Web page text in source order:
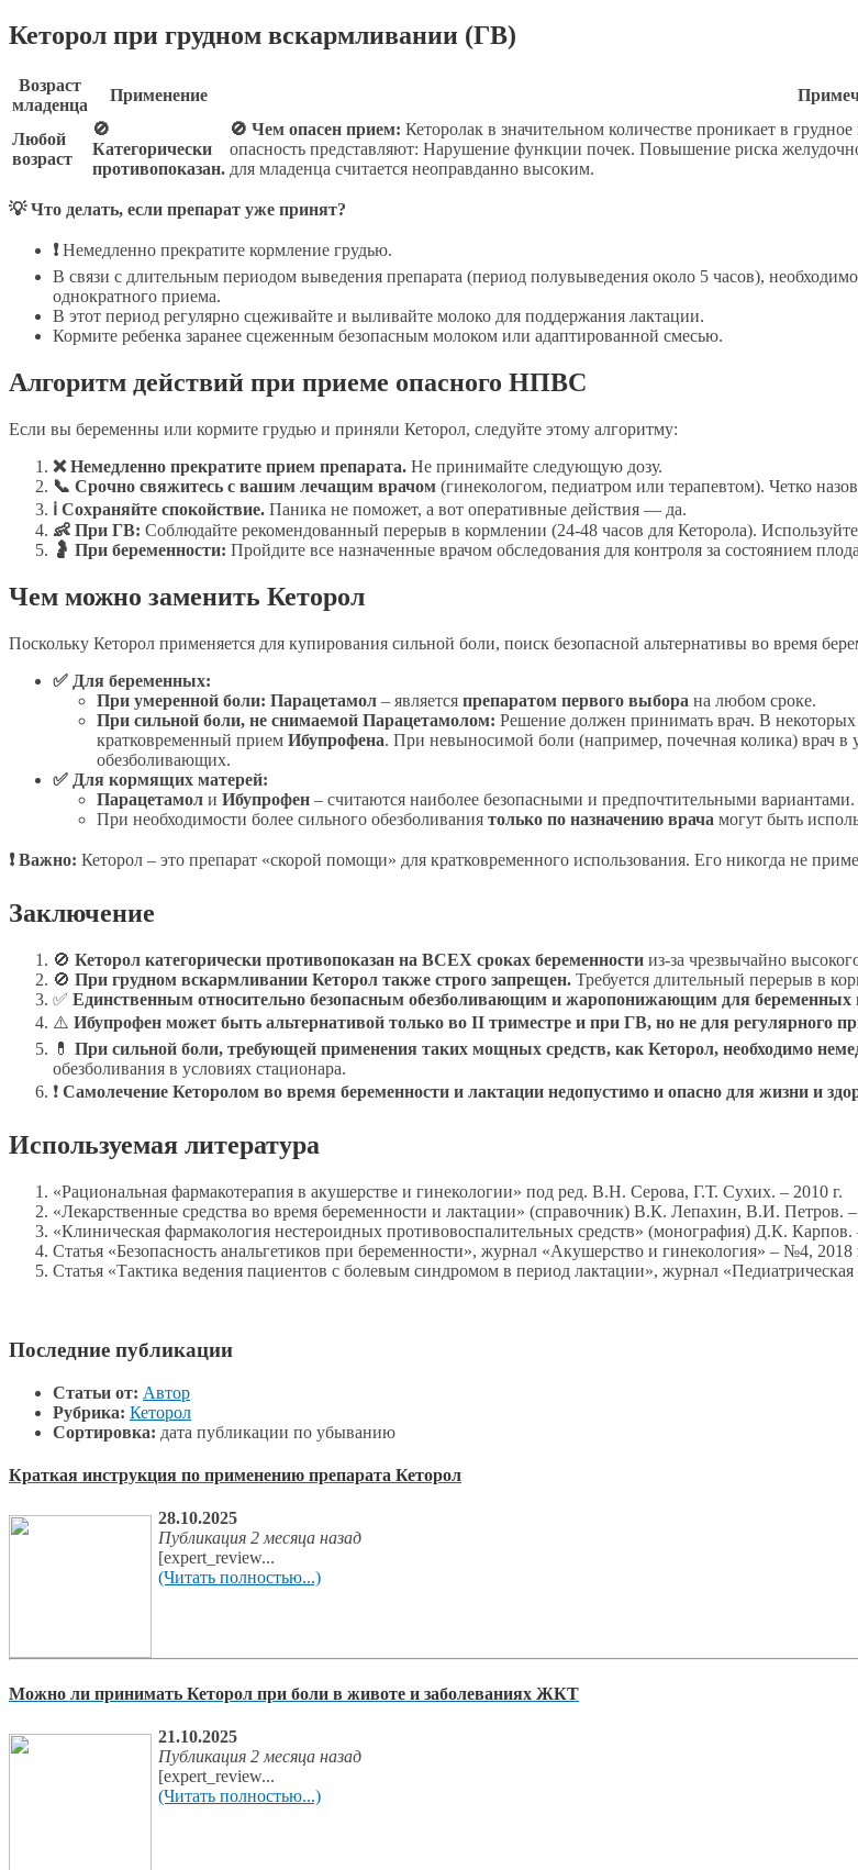
Кеторол при грудном вскармливании (ГВ)
Возраст
младенца
Применение
Любой
возраст
🚫
Категорически
противопоказан.
🚫 Чем опасен прием: Кеторолак в значительном количестве проникает в
опасность представляют: Нарушение функции почек. Повышение риска
для младенца считается неоправданно высоким.
💡 Что делать, если препарат уже принят?
❗Немедленно прекратите кормление грудью.
В связи с длительным периодом выведения препарата (период полувыведения около 5 часов), необходимо
однократного приема.
В этот период регулярно сцеживайте и выливайте молоко для поддержания лактации.
Кормите ребенка заранее сцеженным безопасным молоком или адаптированной смесью.
Алгоритм действий при приеме опасного НПВС
Если вы беременны или кормите грудью и приняли Кеторол, следуйте этому алгоритму:
❌ Немедленно прекратите прием препарата. Не принимайте следующую дозу.
📞 Срочно свяжитесь с вашим лечащим врачом (гинекологом, педиатром или терапевтом). Четко
ℹ Сохраняйте спокойствие. Паника не поможет, а вот оперативные действия — да.
👶 При ГВ: Соблюдайте рекомендованный перерыв в кормлении (24-48 часов для Кеторола).
🤰 При беременности: Пройдите все назначенные врачом обследования для контроля за состоянием
Чем можно заменить Кеторол
Поскольку Кеторол применяется для купирования сильной боли, поиск безопасной альтернативы во время
✅ Для беременных:
При умеренной боли: Парацетамол – является препаратом первого выбора на любом сроке.
При сильной боли, не снимаемой Парацетамолом: Решение должен принимать врач. В некоторых
кратковременный прием Ибупрофена. При невыносимой боли (например, почечная колика) врач в
обезболивающих.
✅ Для кормящих матерей:
Парацетамол и Ибупрофен – считаются наиболее безопасными и предпочтительными
При необходимости более сильного обезболивания только по назначению врача могут быть
❗ Важно: Кеторол – это препарат «скорой помощи» для кратковременного использования. Его никогда не
Заключение
🚫 Кеторол категорически противопоказан на ВСЕХ сроках беременности из-за чрезвычайно
🚫 При грудном вскармливании Кеторол также строго запрещен. Требуется длительный перерыв в
✅ Единственным относительно безопасным обезболивающим и жаропонижающим для
⚠️ Ибупрофен может быть альтернативой только во II триместре и при ГВ, но не для регулярного
💊 При сильной боли, требующей применения таких мощных средств, как Кеторол, необходимо
обезболивания в условиях стационара.
❗ Самолечение Кеторолом во время беременности и лактации недопустимо и опасно для жизни и
Используемая литература
«Рациональная фармакотерапия в акушерстве и гинекологии» под ред. В.Н. Серова, Г.Т. Сухих. – 2010 г.
«Лекарственные средства во время беременности и лактации» (справочник) В.К. Лепахин, В.И. Петров. –
«Клиническая фармакология нестероидных противовоспалительных средств» (монография) Д.К. Карпов.
Статья «Безопасность анальгетиков при беременности», журнал «Акушерство и гинекология» – №4, 2018
Статья «Тактика ведения пациентов с болевым синдромом в период лактации», журнал
Последние публикации
Статьи от: Автор
Рубрика: Кеторол
Сортировка: дата публикации по убыванию
Краткая инструкция по применению препарата Кеторол
28.10.2025
Публикация 2 месяца назад
[expert_review...
(Читать полностью...)
Можно ли принимать Кеторол при боли в животе и заболеваниях ЖКТ
21.10.2025
Публикация 2 месяца назад
[expert_review...
(Читать полностью...)